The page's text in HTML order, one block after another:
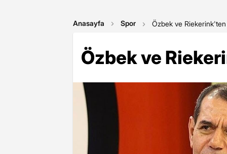
Anasayfa Spor Özbek ve
Özbek ve